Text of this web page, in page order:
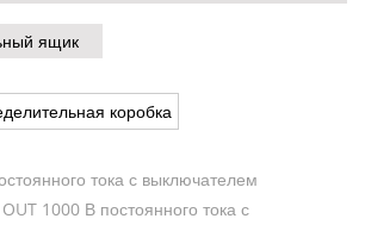
ящик
коробка
тока с выключателем
1000 В постоянного тока с